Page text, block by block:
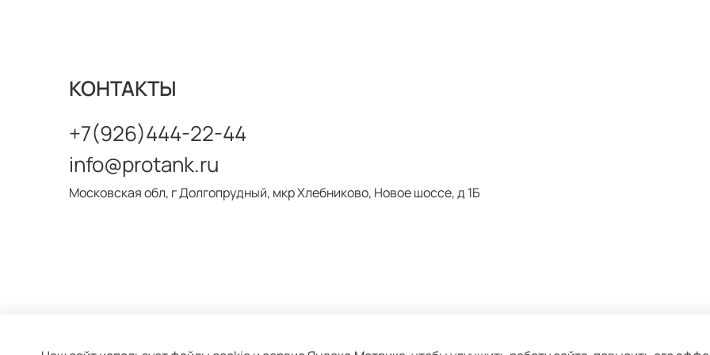
КОНТАКТЫ
+7(926)444-22-44
info@protank.ru
Московская обл, г Долгопрудный, мкр Хлебниково, Новое шоссе, д 1Б